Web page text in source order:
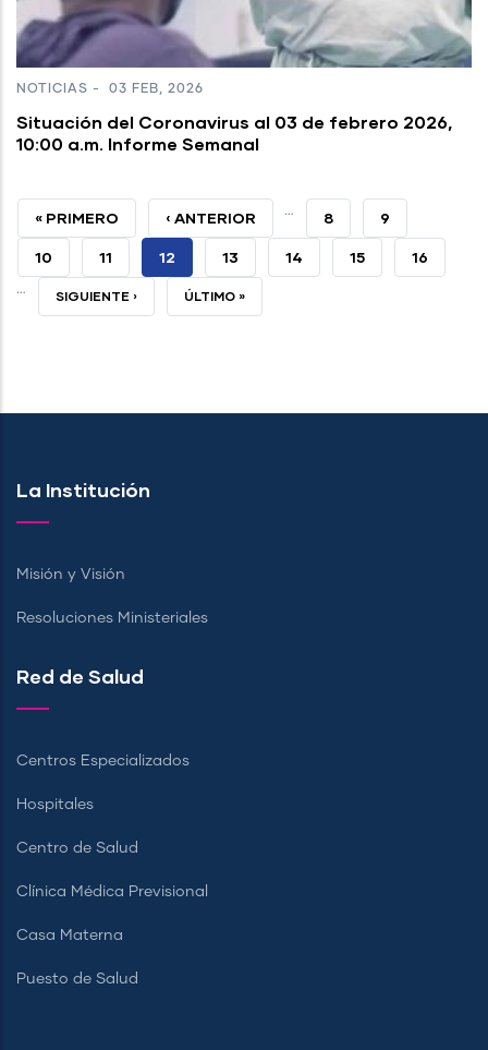
NOTICIAS - 03 FEB, 2026
Situación del Coronavirus al 03 de febrero 2026,
10:00 a.m. Informe Semanal
PRIMERA
PÁGINA
« PRIMERO
PÁGINA
ANTERIOR
‹ ANTERIOR … PAGE
8 PAGE
9
PAGE
10 PAGE
11
PÁGINA
ACTUAL
12 PAGE
13 PAGE
14 PAGE
15 PAGE
16
… SIGUIENTE
SIGUIENTE › ÚLTIMA
ÚLTIMO »
La Institución
Misión y Visión
Resoluciones Ministeriales
Red de Salud
Centros Especializados
Hospitales
Centro de Salud
Clínica Médica Previsional
Casa Materna
Puesto de Salud